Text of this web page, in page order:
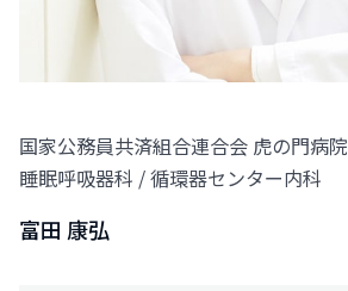
国家公務員共済組合連合会 虎の門病院
睡眠呼吸器科 / 循環器センター内科
富田 康弘